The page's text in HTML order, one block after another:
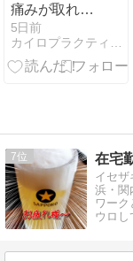
痛みが取れな
い本当の理由
とは
5日前
カイロプラクティックテミス鶴ヶ峰整体院のブログ
7 在宅
イセザ
浜・関
ワーク
ウロし